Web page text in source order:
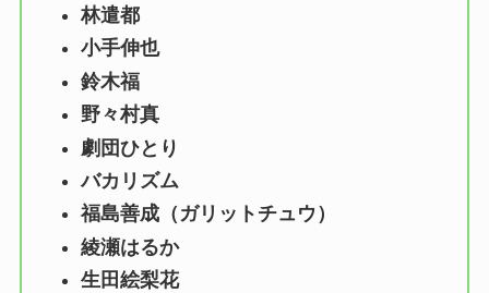
林遣都
小手伸也
鈴木福
野々村真
劇団ひとり
バカリズム
福島善成（ガリットチュウ）
綾瀬はるか
生田絵梨花